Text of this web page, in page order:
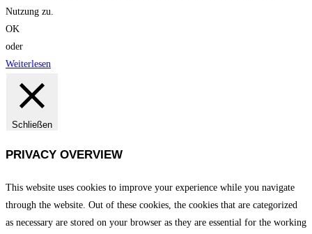
Nutzung zu.
OK
oder
Weiterlesen
Schließen
PRIVACY OVERVIEW
This website uses cookies to improve your experience while you navigate
through the website. Out of these cookies, the cookies that are categorized
as necessary are stored on your browser as they are essential for the working